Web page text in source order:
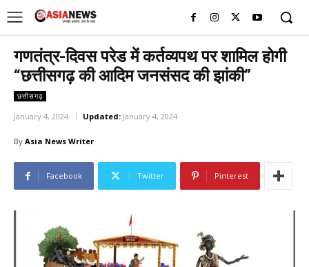
गणतंत्र-दिवस परेड में कर्तव्यपथ पर शामिल होगी
“छत्तीसगढ़ की आदिम जनसंसद की झांकी”
छत्तीसगढ़
January 4, 2024 Updated: January 4, 2024
By Asia News Writer
Facebook Twitter Pinterest